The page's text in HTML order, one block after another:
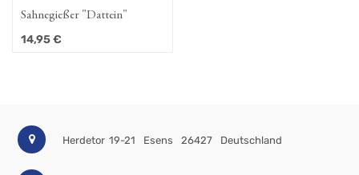
Sahnegießer "Dattein"
14,95€
Herdetor 19-21 Esens 26427 Deutschland